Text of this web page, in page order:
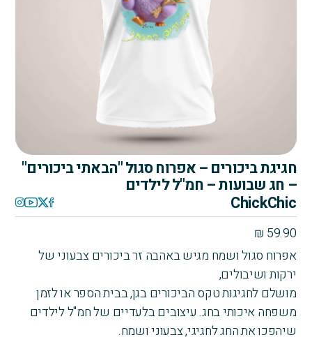
חגיגת ביכורים – אפרוח סגול "הבאתי ביכורים"
– חג שבועות – חמ"ל לילדים
ChickChic
₪ 59.90
אפרוח סגול ושמח מגיש באהבה זר ביכורים צבעוני של
ירקות ושיבולים,
מושלם לחגיגות טקס הביכורים בגן, בבית הספר או לזמן
משפחה איכותי בחג. עיצובים בלעדיים של חמ"ל לילדים
שיהפכו את החג לחגיגי, צבעוני ושמח.